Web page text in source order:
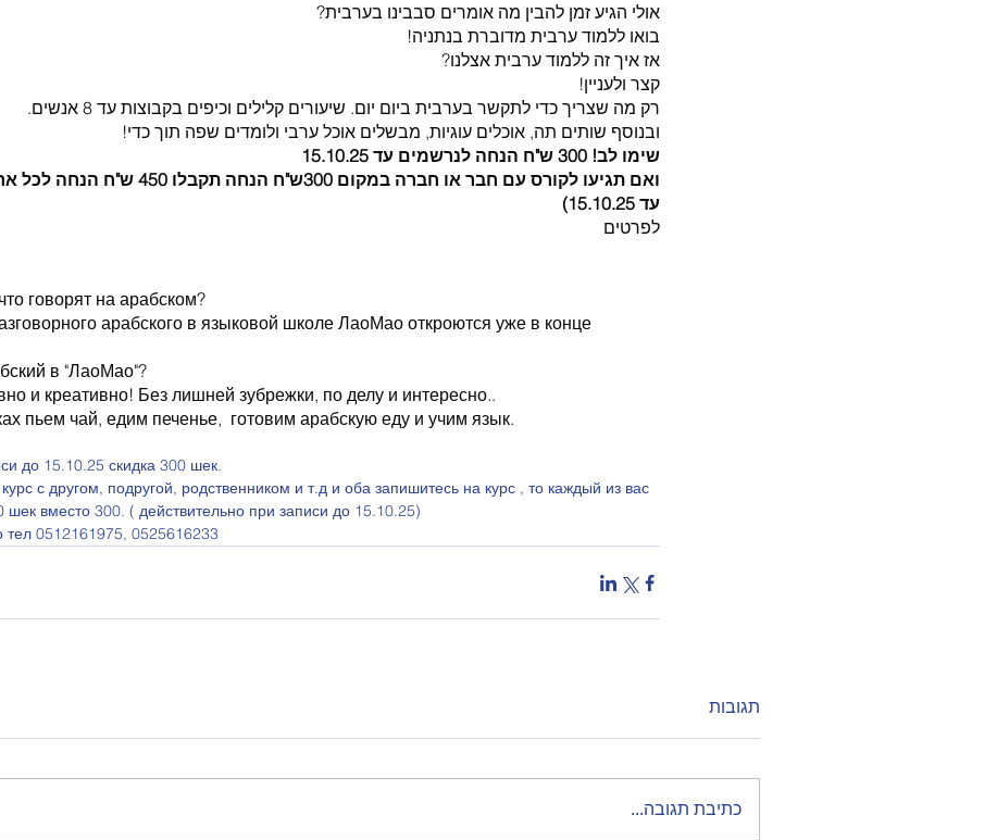
אולי הגיע זמן להבין מה אומרים סבבינו בערבית?
בואו ללמוד ערבית מדוברת בנתניה!
אז איך זה ללמוד ערבית אצלנו?
קצר ולעניין!
רק מה שצריך כדי לתקשר בערבית ביום יום. שיעורים קלילים וכיפים בקבוצות עד 8 אנשים.
ובנוסף שותים תה, אוכלים עוגיות, מבשלים אוכל ערבי ולומדים שפה תוך כדי!
שימו לב! 300 ש"ח הנחה לנרשמים עד 15.10.25
ואם תגיעו לקורס עם חבר או חברה במקום 300ש"ח
עד 15.10.25)
לפרטים
говорят на арабском?
арабского в языковой школе ЛаоМао откроются уже в конце
в "ЛаоМао"?
и креативно! Без лишней зубрежки, по делу и интересно..
пьем чай, едим печенье,  готовим арабскую еду и учим язык.
до 15.10.25 скидка 300 шек.
с другом, подругой, родственником и т.д и оба запишитесь на курс , то каждый из вас
шек вместо 300. ( действительно при записи до 15.10.25)
тел 0512161975, 0525616233
תגובות
כתיבת תגובה...